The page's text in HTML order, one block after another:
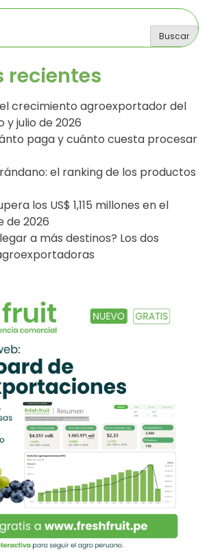
Buscar
recientes
crecimiento agroexportador del
y julio de 2026
paga y cuánto cuesta procesar
el ranking de los productos
los US$ 1,115 millones en el
de 2026
a más destinos? Los dos